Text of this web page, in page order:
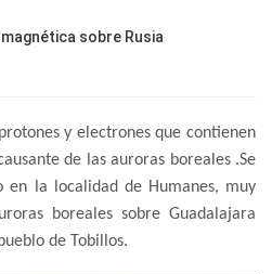
sobre Rusia
y electrones que contienen
de las auroras boreales .Se
en la localidad de Humanes, muy
boreales sobre Guadalajara
de Tobillos.